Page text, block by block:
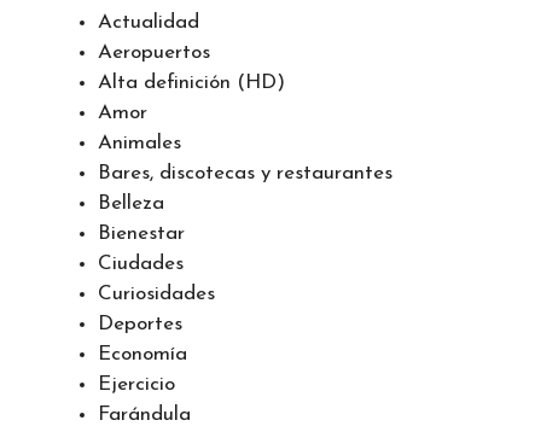
Actualidad
Aeropuertos
Alta definición (HD)
Amor
Animales
Bares, discotecas y restaurantes
Belleza
Bienestar
Ciudades
Curiosidades
Deportes
Economía
Ejercicio
Farándula